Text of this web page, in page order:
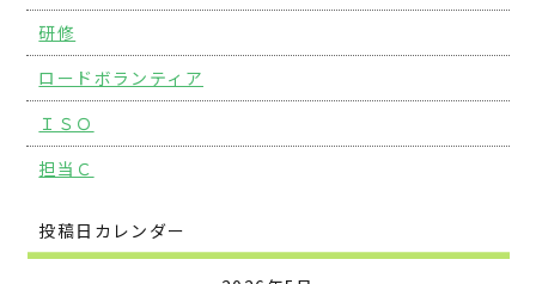
研修
ロードボランティア
ＩＳＯ
担当Ｃ
投稿日カレンダー